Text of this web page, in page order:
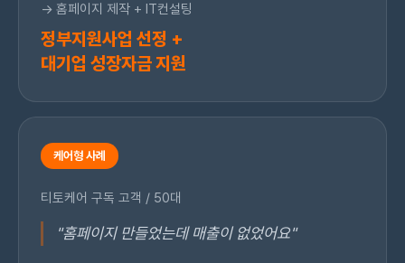
→ 홈페이지 제작 + IT컨설팅
정부지원사업 선정 +
대기업 성장자금 지원
케어형 사례
티토케어 구독 고객 / 50대
"홈페이지 만들었는데 매출이 없었어요"